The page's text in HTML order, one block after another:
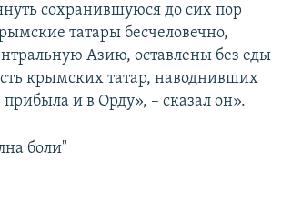
сохранившуюся до сих пор
татары бесчеловечно,
Азию, оставлены без еды
крымских татар, наводнивших
и в Орду», – сказал он».
боли"